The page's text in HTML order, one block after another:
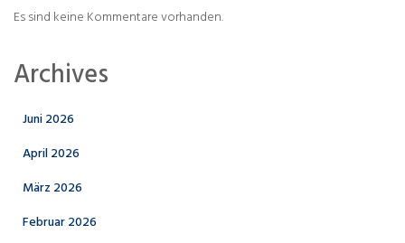
Es sind keine Kommentare vorhanden.
Archives
Juni 2026
April 2026
März 2026
Februar 2026